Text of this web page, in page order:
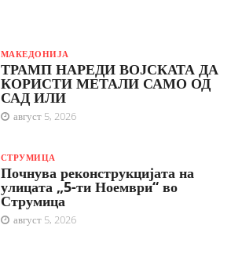
МАКЕДОНИЈА
ТРАМП НАРЕДИ ВОЈСКАТА ДА
КОРИСТИ МЕТАЛИ САМО ОД
САД ИЛИ
август 5, 2026
СТРУМИЦА
Почнува реконструкцијата на
улицата „5-ти Ноември“ во
Струмица
август 5, 2026